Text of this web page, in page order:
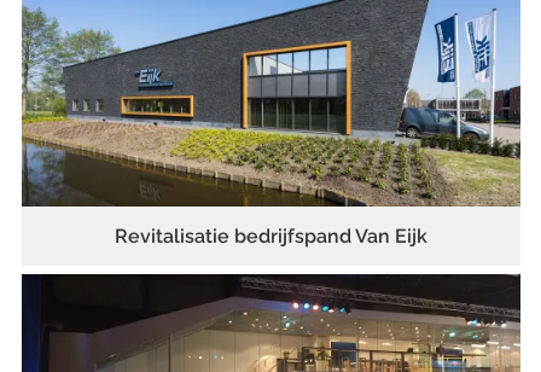
Revitalisatie bedrijfspand Van Eijk